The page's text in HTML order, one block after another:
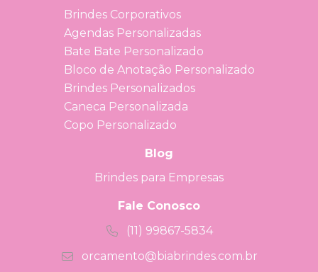
Brindes Corporativos
Agendas Personalizadas
Bate Bate Personalizado
Bloco de Anotação Personalizado
Brindes Personalizados
Caneca Personalizada
Copo Personalizado
Blog
Brindes para Empresas
Fale Conosco
(11) 99867-5834
orcamento@biabrindes.com.br